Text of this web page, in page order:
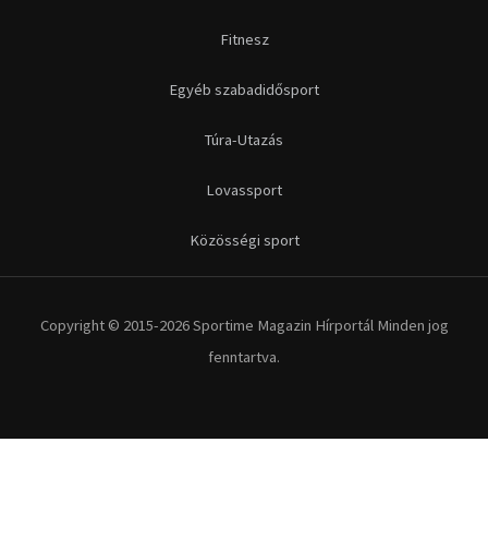
Fitnesz
Egyéb szabadidősport
Túra-Utazás
Lovassport
Közösségi sport
Copyright © 2015-2026 Sportime Magazin Hírportál Minden jog
fenntartva.